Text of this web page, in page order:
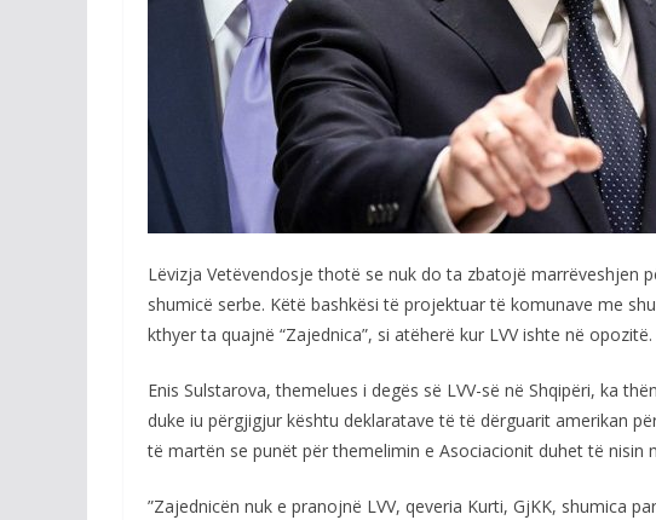
Lëvizja Vetëvendosje thotë se nuk do ta zbatojë marrëveshjen
shumicë serbe. Këtë bashkësi të projektuar të komunave me
kthyer ta quajnë “Zajednica”, si atëherë kur LVV ishte në opozitë.
Enis Sulstarova, themelues i degës së LVV-së në Shqipëri, ka
duke iu përgjigjur kështu deklaratave të të dërguarit amerikan
të martën se punët për themelimin e Asociacionit duhet të nisin
”Zajednicën nuk e pranojnë LVV, qeveria Kurti, GjKK, shumica